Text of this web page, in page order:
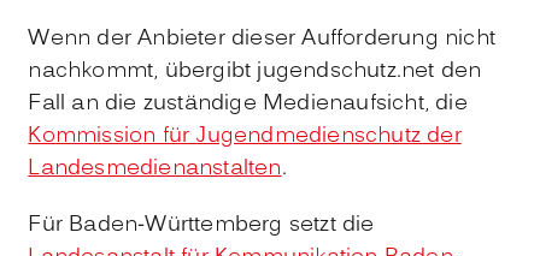
Wenn der Anbieter dieser Aufforderung nicht
nachkommt, übergibt jugendschutz.net den
Fall an die zuständige Medienaufsicht, die
Kommission für Jugendmedienschutz der
Landesmedienanstalten.
Für Baden-Württemberg setzt die